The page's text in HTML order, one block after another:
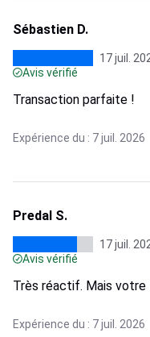
Sébastien D.
17 juil.
Avis vérifié
Transaction parfaite !
Expérience du : 7 juil. 2026
Predal S.
17 juil.
Avis vérifié
Très réactif. Mais votre
Expérience du : 7 juil. 2026